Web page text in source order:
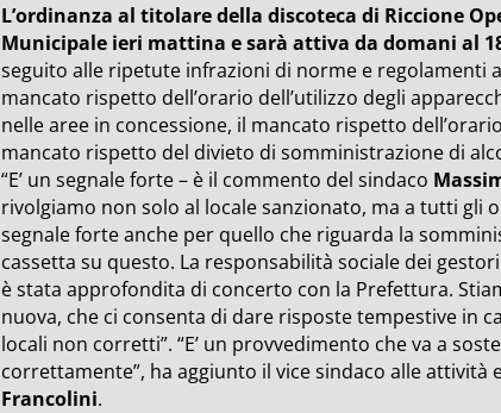
L’ordinanza al titolare della discoteca di Riccione
Municipale ieri mattina e sarà attiva da domani al
seguito alle ripetute infrazioni di norme e regolamenti
mancato rispetto dell’orario dell’utilizzo degli
nelle aree in concessione, il mancato rispetto
mancato rispetto del divieto di somministrazione di
“E’ un segnale forte – è il commento del sindaco
rivolgiamo non solo al locale sanzionato, ma a tutti gli
segnale forte anche per quello che riguarda la
cassetta su questo. La responsabilità sociale dei
è stata approfondita di concerto con la Prefettura.
nuova, che ci consenta di dare risposte tempestive in
locali non corretti”. “E’ un provvedimento che va a
correttamente”, ha aggiunto il vice sindaco alle attività
Francolini.